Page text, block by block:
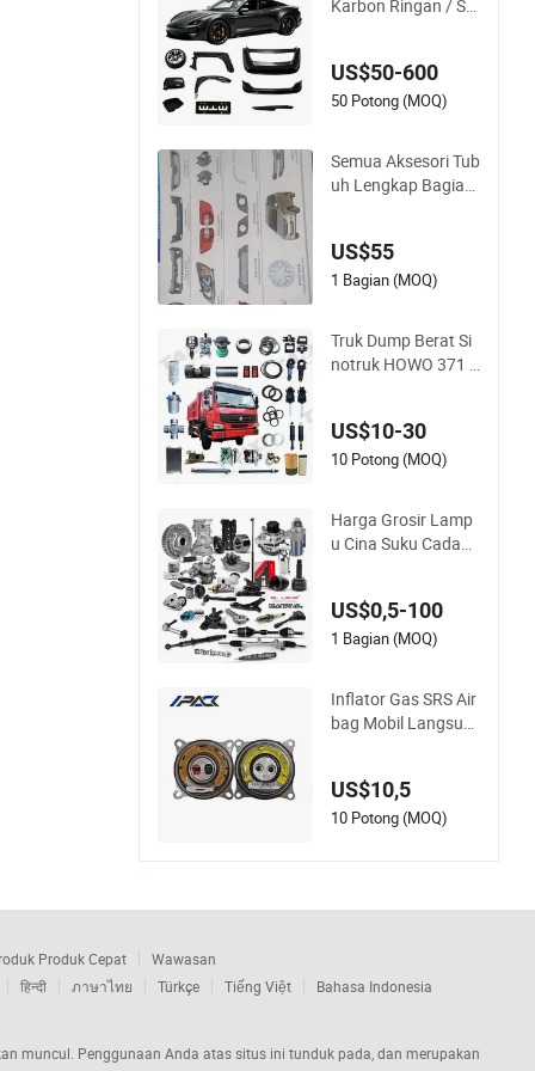
Karbon Ringan / Su
siensi Kendaraan
US$50-600
50 Potong (MOQ)
Semua Aksesori Tub
uh Lengkap Bagian
bil Baic SUV, MPV dll
US$55
1 Bagian (MOQ)
Truk Dump Berat Si
notruk HOWO 371 3
untuk A7 T7 T7h T5
g Suku Cadang Ken
Gearbox
US$10-30
10 Potong (MOQ)
Harga Grosir Lamp
u Cina Suku Cadang
n Mazda Mitsubishi
Honda Infiniti Suzuk
US$0,5-100
1 Bagian (MOQ)
Inflator Gas SRS Air
bag Mobil Langsun
US$10,5
10 Potong (MOQ)
Produk Cepat
Wawasan
हिन्दी ภาษาไทย Türkçe Tiếng Việt Bahasa Indonesia
muncul. Penggunaan Anda atas situs ini tunduk pada, dan merupakan